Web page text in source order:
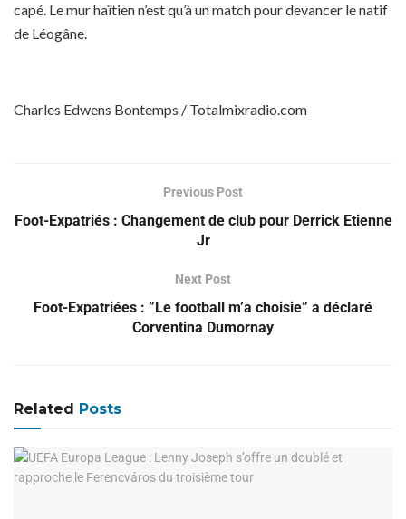
capé. Le mur haïtien n’est qu’à un match pour devancer le natif
de Léogâne.
Charles Edwens Bontemps / Totalmixradio.com
Previous Post
Foot-Expatriés : Changement de club pour Derrick Etienne
Jr
Next Post
Foot-Expatriées : ”Le football m’a choisie” a déclaré
Corventina Dumornay
Related Posts